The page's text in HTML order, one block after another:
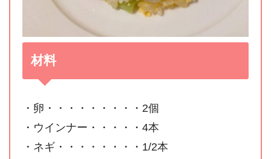
材料
・卵・・・・・・・・・2個
・ウインナー・・・・・4本
・ネギ・・・・・・・・1/2本